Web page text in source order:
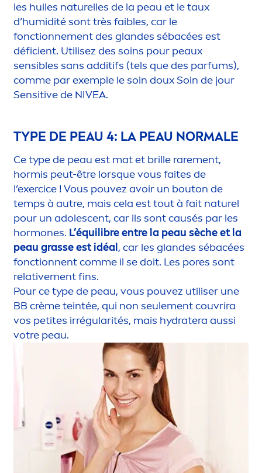
les huiles naturelles de la peau et le taux
d’humidité sont très faibles, car le
fonctionnement des glandes sébacées est
déficient. Utilisez des soins pour peaux
sensibles sans additifs (tels que des parfums),
comme par exemple le soin doux Soin de jour
Sensitivede NIVEA.
TYPE DE PEAU 4: LA PEAU NORMALE
Ce type de peau est mat et brille rarement,
hormis peut-être lorsque vous faites de
l’exercice ! Vous pouvez avoir un bouton de
temps à autre, mais cela est tout à fait naturel
pour un adolescent, car ils sont causés par les
hormones. L’équilibre entre la peau sèche et la
peau grasse est idéal, car les glandes sébacées
fonctionnent comme il se doit. Les pores sont
relativement fins.
Pour ce type de peau, vous pouvez utiliser une
BB crème teintée, qui non seulement couvrira
vos petites irrégularités, mais hydratera aussi
votre peau.